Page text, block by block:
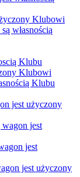
Klubowi
własnością
Klubu
Klubowi
Klubu
jest użyczony
wagon jest
jest
jest użyczony